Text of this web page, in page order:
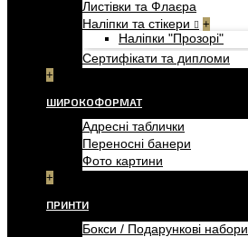
Листівки та Флаєра
Наліпки та стікери
+
Наліпки "Прозорі"
Сертифікати та дипломи
+
ШИРОКОФОРМАТ
Адресні таблички
Переносні банери
Фото картини
+
ПРИНТИ
Бокси / Подарункові набори